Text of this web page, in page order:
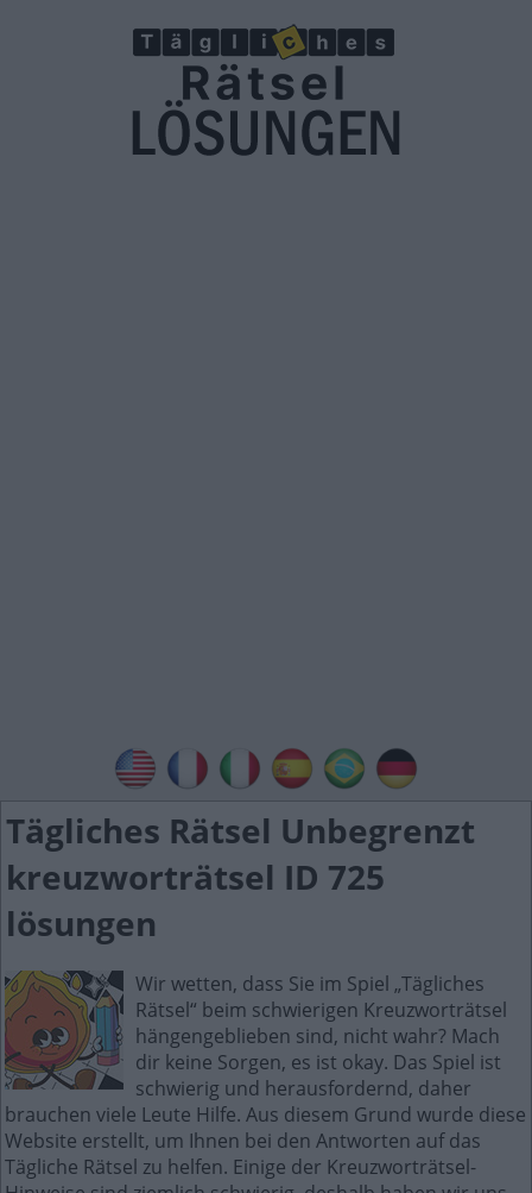
Tägliches Rätsel Unbegrenzt
kreuzworträtsel ID 725
lösungen
Wir wetten, dass Sie im Spiel „Tägliches
Rätsel“ beim schwierigen Kreuzworträtsel
hängengeblieben sind, nicht wahr? Mach
dir keine Sorgen, es ist okay. Das Spiel ist
schwierig und herausfordernd, daher
brauchen viele Leute Hilfe. Aus diesem Grund wurde diese
Website erstellt, um Ihnen bei den Antworten auf das
Tägliche Rätsel zu helfen. Einige der Kreuzworträtsel-